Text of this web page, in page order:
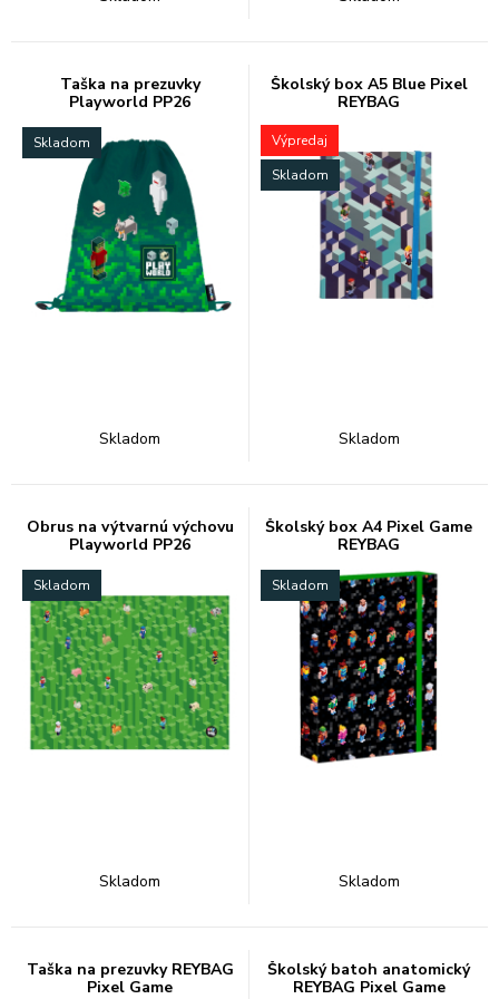
Taška na prezuvky
Playworld PP26
Skladom
Skladom
Školský box A5 Blue Pixel
REYBAG
Výpredaj
Skladom
Skladom
Obrus na výtvarnú výchovu
Playworld PP26
Skladom
Skladom
Školský box A4 Pixel Game
REYBAG
Skladom
Skladom
Taška na prezuvky REYBAG
Pixel Game
Školský batoh anatomický
REYBAG Pixel Game